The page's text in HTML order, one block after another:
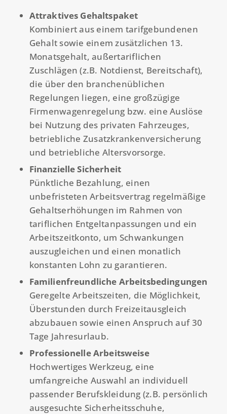
Attraktives Gehaltspaket
Kombiniert aus einem tarifgebundenen
Gehalt sowie einem zusätzlichen 13.
Monatsgehalt, außertariflichen
Zuschlägen (z.B. Notdienst, Bereitschaft),
die über den branchenüblichen
Regelungen liegen, eine großzügige
Firmenwagenregelung bzw. eine Auslöse
bei Nutzung des privaten Fahrzeuges,
betriebliche Zusatzkrankenversicherung
und betriebliche Altersvorsorge.
Finanzielle Sicherheit
Pünktliche Bezahlung, einen
unbefristeten Arbeitsvertrag regelmäßige
Gehaltserhöhungen im Rahmen von
tariflichen Entgeltanpassungen und ein
Arbeitszeitkonto, um Schwankungen
auszugleichen und einen monatlich
konstanten Lohn zu garantieren.
Familienfreundliche Arbeitsbedingungen
Geregelte Arbeitszeiten, die Möglichkeit,
Überstunden durch Freizeitausgleich
abzubauen sowie einen Anspruch auf 30
Tage Jahresurlaub.
Professionelle Arbeitsweise
Hochwertiges Werkzeug, eine
umfangreiche Auswahl an individuell
passender Berufskleidung (z.B. persönlich
ausgesuchte Sicherheitsschuhe,